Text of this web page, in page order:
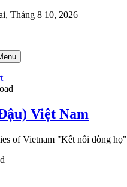
Tháng 8 10, 2026
Việt Nam
of Vietnam "Kết nối dòng họ"